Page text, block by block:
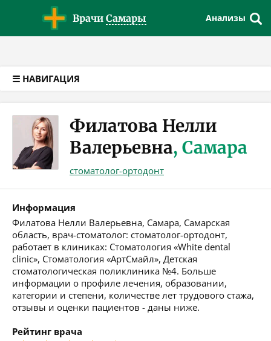
Врачи Самары Анализы
☰ НАВИГАЦИЯ
Филатова Нелли
Валерьевна, Самара
стоматолог-ортодонт
Информация
Филатова Нелли Валерьевна, Самара, Самарская
область, врач-стоматолог: стоматолог-ортодонт,
работает в клиниках: Стоматология «White dental
clinic», Стоматология «АртСмайл», Детская
стоматологическая поликлиника №4. Больше
информации о профиле лечения, образовании,
категории и степени, количестве лет трудового стажа,
отзывы и оценки пациентов - даны ниже.
Рейтинг врача